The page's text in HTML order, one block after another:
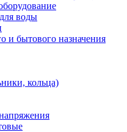
воды
и бытового назначения
кольца)